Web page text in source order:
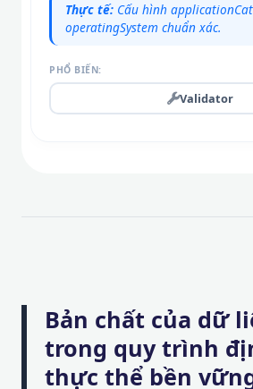
Thực tế: Cấu hình
operatingSystem chuẩn xác.
PHỔ BIẾN:
Validator
Bản chất của dữ
trong quy trình
thực thể bền